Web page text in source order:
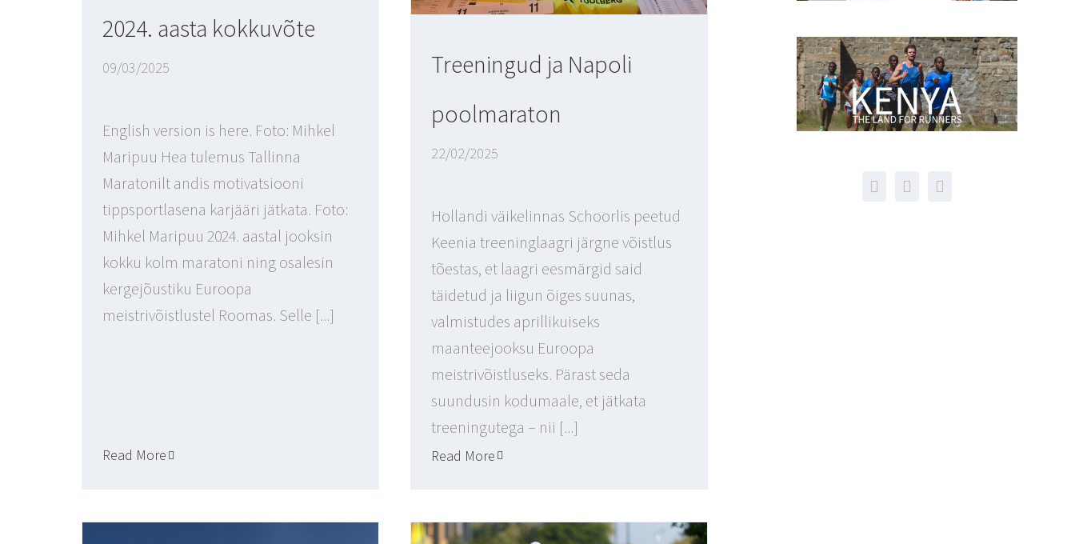
2024. aasta kokkuvõte
09/03/2025
English version is here. Foto: Mihkel
Maripuu Hea tulemus Tallinna
Maratonilt andis motivatsiooni
tippsportlasena karjääri jätkata. Foto:
Mihkel Maripuu 2024. aastal jooksin
kokku kolm maratoni ning osalesin
kergejõustiku Euroopa
meistrivõistlustel Roomas. Selle [...]
Read More
Treeningud ja Napoli
poolmaraton
22/02/2025
Hollandi väikelinnas Schoorlis peetud
Keenia treeninglaagri järgne võistlus
tõestas, et laagri eesmärgid said
täidetud ja liigun õiges suunas,
valmistudes aprillikuiseks
maanteejooksu Euroopa
meistrivõistluseks. Pärast seda
suundusin kodumaale, et jätkata
treeningutega – nii [...]
Read More